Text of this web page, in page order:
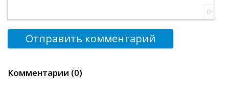
0
Отправить комментарий
Комментарии (0)